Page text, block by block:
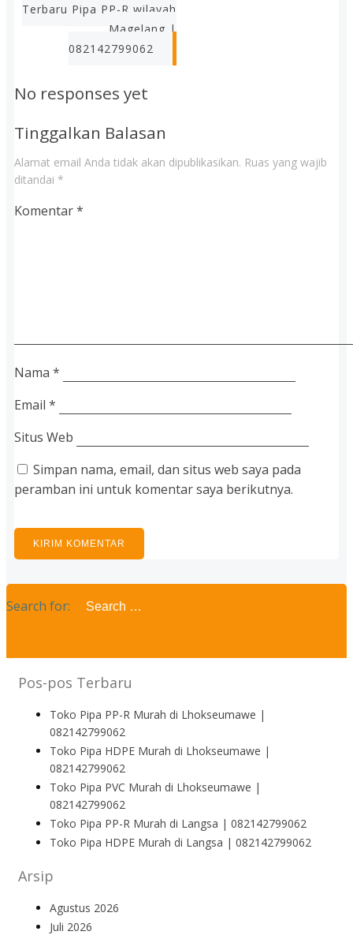
Terbaru Pipa PP-R wilayah
Magelang |
082142799062
No responses yet
Tinggalkan Balasan
Alamat email Anda tidak akan dipublikasikan. Ruas yang wajib
ditandai *
Komentar*
Nama *
Email *
Situs Web
Simpan nama, email, dan situs web saya pada
peramban ini untuk komentar saya berikutnya.
Search for:
Pos-pos Terbaru
Toko Pipa PP-R Murah di Lhokseumawe |
082142799062
Toko Pipa HDPE Murah di Lhokseumawe |
082142799062
Toko Pipa PVC Murah di Lhokseumawe |
082142799062
Toko Pipa PP-R Murah di Langsa | 082142799062
Toko Pipa HDPE Murah di Langsa | 082142799062
Arsip
Agustus 2026
Juli 2026